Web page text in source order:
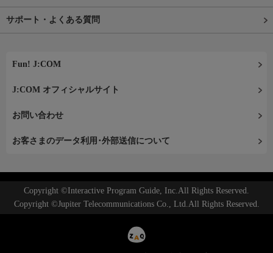
サポート・よくある質問
Fun! J:COM
J:COM オフィシャルサイト
お問い合わせ
お客さまのデータ利用･外部送信について
Copyright ©Interactive Program Guide, Inc.All Rights Reserved.
Copyright ©Jupiter Telecommunications Co., Ltd.All Rights Reserved.